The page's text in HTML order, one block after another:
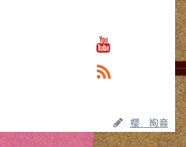
櫻 絢音